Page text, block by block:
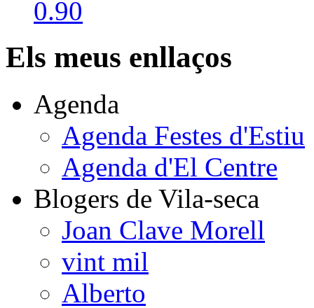
Els meus enllaços
Agenda
Agenda Festes d'Estiu
Agenda d'El Centre
Blogers de Vila-seca
Joan Clave Morell
vint mil
Alberto